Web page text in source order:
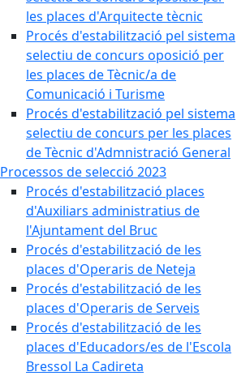
les places d'Arquitecte tècnic
Procés d'estabilització pel sistema
selectiu de concurs oposició per
les places de Tècnic/a de
Comunicació i Turisme
Procés d'estabilització pel sistema
selectiu de concurs per les places
de Tècnic d'Admnistració General
Processos de selecció 2023
Procés d'estabilització places
d'Auxiliars administratius de
l'Ajuntament del Bruc
Procés d'estabilització de les
places d'Operaris de Neteja
Procés d'estabilització de les
places d'Operaris de Serveis
Procés d'estabilització de les
places d'Educadors/es de l'Escola
Bressol La Cadireta